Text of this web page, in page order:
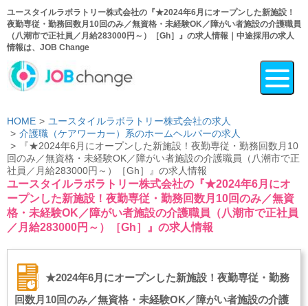
ユースタイルラボラトリー株式会社の『★2024年6月にオープンした新施設！
夜勤専従・勤務回数月10回のみ／無資格・未経験OK／障がい者施設の介護職員
（八潮市で正社員／月給283000円～）［Gh］』の求人情報｜中途採用の求人
情報は、JOB Change
HOME
ユースタイルラボラトリー株式会社の求人
介護職（ケアワーカー）系のホームヘルパーの求人
『★2024年6月にオープンした新施設！夜勤専従・勤務回数月10
回のみ／無資格・未経験OK／障がい者施設の介護職員（八潮市で正
社員／月給283000円～）［Gh］』の求人情報
ユースタイルラボラトリー株式会社の『★2024年6月にオ
ープンした新施設！夜勤専従・勤務回数月10回のみ／無資
格・未経験OK／障がい者施設の介護職員（八潮市で正社員
／月給283000円～）［Gh］』の求人情報
★2024年6月にオープンした新施設！夜勤専従・勤務
回数月10回のみ／無資格・未経験OK／障がい者施設の介護